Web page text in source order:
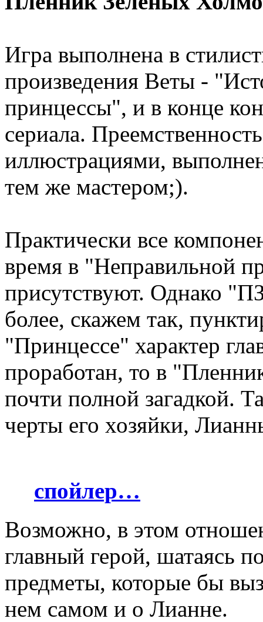
Игра выполнена в
произведения Веты -
принцессы", и в конце
сериала.
иллюстрациями,
тем же мастером;).
Практически все
время в "Неправильной
присутствуют. Однако
более, скажем так,
"Принцессе" характер
проработан, то в
почти полной загадкой.
черты его хозяйки,
спойлер…
Возможно, в этом
главный герой, шатаясь
предметы, которые бы
нем самом и о Лианне.